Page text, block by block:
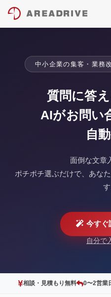
中小企業の集客・業務
質問に答え
AIがお問い
自
面倒な文章
ポチポチ選ぶだけで、あな
す
今すぐ
自分で
相談・見積もり無料 0〜2営業